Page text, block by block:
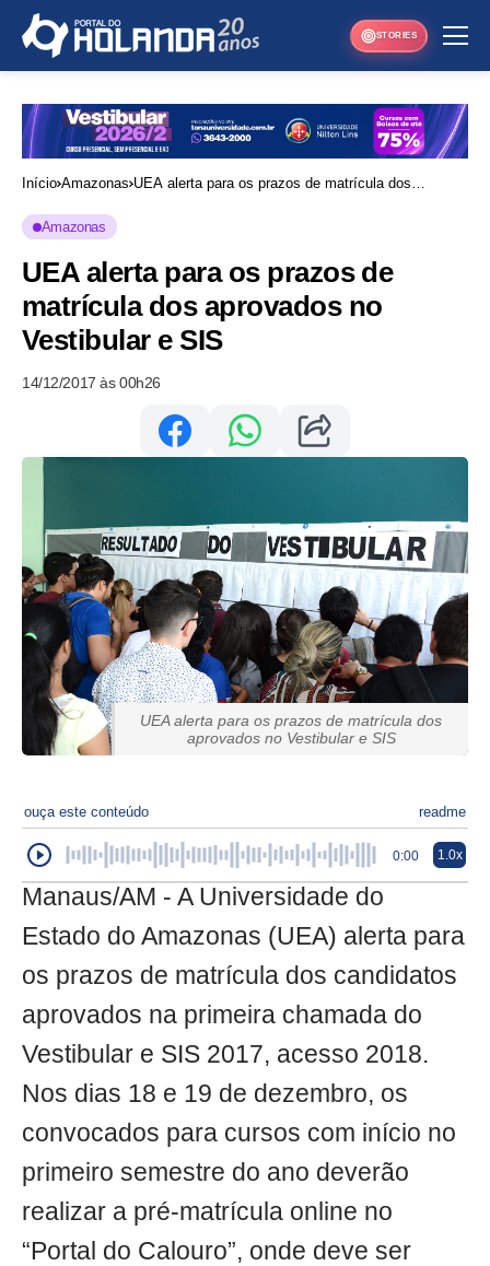
STORIES
Início Amazonas UEA alerta para os prazos de matrícula dos
Amazonas
UEA alerta para os prazos de
matrícula dos aprovados no
Vestibular e SIS
14/12/2017 às 00h26
UEA alerta para os prazos de matrícula dos
aprovados no Vestibular e SIS
ouça este conteúdo readme
0:00 1.0x
Manaus/AM - A Universidade do
Estado do Amazonas (UEA) alerta para
os prazos de matrícula dos candidatos
aprovados na primeira chamada do
Vestibular e SIS 2017, acesso 2018.
Nos dias 18 e 19 de dezembro, os
convocados para cursos com início no
primeiro semestre do ano deverão
realizar a pré-matrícula online no
“Portal do Calouro”, onde deve ser